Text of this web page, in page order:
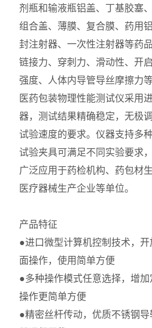
剂瓶和输液瓶铝盖、丁基胶塞
组合盖、薄膜、复合膜、药用
封注射器、一次性注射器等药
链接力、穿刺力、滑动性、开
强度、人体内导管导丝摩擦力等
医药包装物理性能测试仪采用
器，测试结果精确稳定，无极
试验速度的要求。仪器支持多
试验夹具可满足不同实验要求
广泛应用于药检机构、药包材
医疗器械生产企业等单位。
产品特征
●进口微型计算机控制技术，
面操作，使用简单方便
●多种操作模式任意选择，增加
操作更简单方便
●精密丝杆传动，优质不锈钢